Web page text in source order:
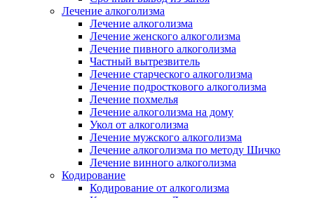
Лечение алкоголизма
Лечение алкоголизма
Лечение женского алкоголизма
Лечение пивного алкоголизма
Частный вытрезвитель
Лечение старческого алкоголизма
Лечение подросткового алкоголизма
Лечение похмелья
Лечение алкоголизма на дому
Укол от алкоголизма
Лечение мужского алкоголизма
Лечение алкоголизма по методу Шичко
Лечение винного алкоголизма
Кодирование
Кодирование от алкоголизма